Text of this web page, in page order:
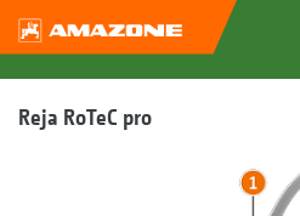
Reja RoTeC pro